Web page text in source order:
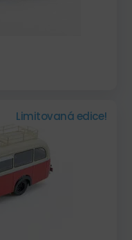
Limitovaná edice!